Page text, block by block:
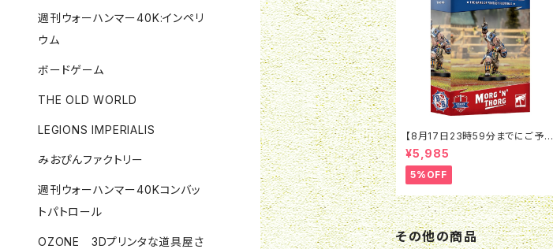
【8月17日23時59分までにご予約
で5％OFF】ブラッドボウル：モルグ
＝ンソルグ
¥5,985
5%OFF
その他の商品
週刊ウォーハンマー40K:インペリ
ウム
ボードゲーム
THE OLD WORLD
LEGIONS IMPERIALIS
みおぴんファクトリー
週刊ウォーハンマー40Kコンバッ
トパトロール
OZONE 3Dプリンタな道具屋さ